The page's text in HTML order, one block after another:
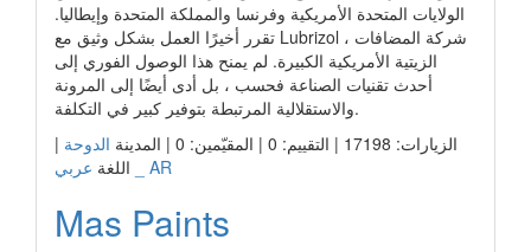
الولايات المتحدة الأمريكية وفرنسا والمملكة المتحدة وإيطاليا.
تقرر أخيرًا العمل بشكل وثيق مع Lubrizol ، شركة المضافات
الزيتية الأمريكية الكبيرة. لم يمنح هذا الوصول الفوري إلى
أحدث تقنيات الصناعة فحسب ، بل أدى أيضًا إلى المرونة
والاستقلالية المرتبطة بتوفير كبير في التكلفة.
الزيارات: 17198 | التقييم: 0 | المقيّمين: 0 | المدينة
الدوحة |
اللغة عربي _ AR
Mas Paints